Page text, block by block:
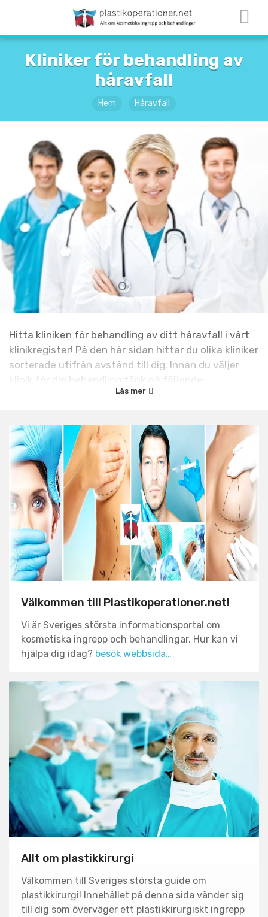
Kliniker för behandling av
håravfall
Hem Håravfall
Hitta kliniken för behandling av ditt håravfall i vårt
klinikregister! På den här sidan hittar du olika kliniker
sorterade utifrån avstånd till dig. Innan du väljer
klinik för din behandling tänk på följande:
vilken klinik du väljer. Det är kvalité, trygghet
och ett bra slutresultat som är det viktigaste.
Om duskall göra ett kirurgiskt ingrepp så gå på
flera konsultationer hos olika kirurger innan du
bestämmer dig.
Läs vår
guide om attvälja klinik.
Ha inte
för bråttom. Tänk över ditt beslut
ordentligt innan du går vidare.
Läs mer
Välkommen till Plastikoperationer.net!
Vi är Sveriges största informationsportal om
kosmetiska ingrepp och behandlingar. Hur kan vi
hjälpa dig idag? besök webbsida…
Allt om plastikkirurgi
Välkommen till Sveriges största guide om
plastikkirurgi! Innehållet på denna sida vänder sig
till dig som överväger ett plastikkirurgiskt ingrepp